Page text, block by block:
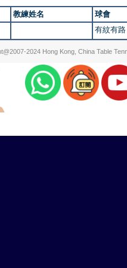
教練姓名 球會
有紋有路